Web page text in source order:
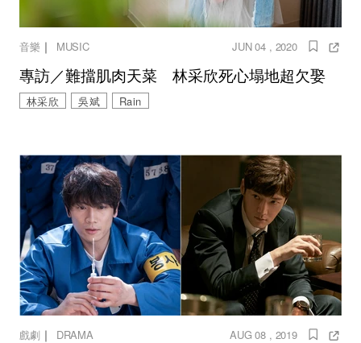
音樂 ｜ MUSIC JUN 04 , 2020
專訪／難擋肌肉天菜 林采欣死心塌地超欠娶
林采欣 吳斌 Rain
戲劇｜ DRAMA AUG 08 , 2019